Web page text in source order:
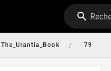
The_Urantia_Book / 79